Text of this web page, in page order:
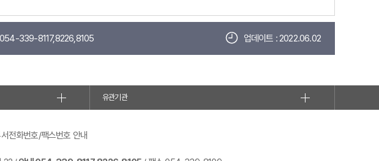
054-339-8117,8226,8105 업데이트 : 2022.06.02
유관기관
전화번호/팩스번호 안내